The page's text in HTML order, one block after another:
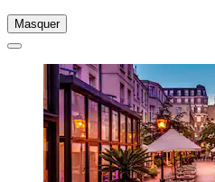
Masquer